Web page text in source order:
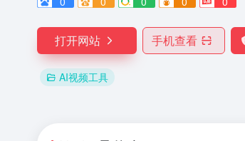
打开网站 手机查看
AI视频工具